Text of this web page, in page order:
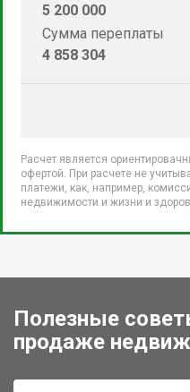
5 200 000
Сумма переплаты
4 858 304
Расчет является
офертой. При расчете не
платежи, как, например,
недвижимости и жизни и
Полезные
продаже